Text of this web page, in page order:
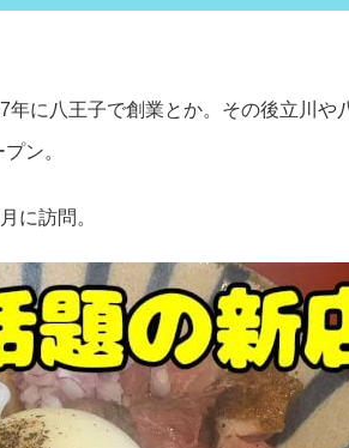
に八王子で創業とか。その後立川や
ン。
に訪問。